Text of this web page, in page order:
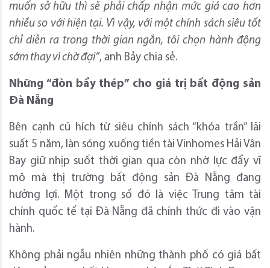
muốn sở hữu thì sẽ phải chấp nhận mức giá cao hơn
nhiều so với hiện tại. Vì vậy, với một chính sách siêu tốt
chỉ diễn ra trong thời gian ngắn, tôi chọn hành động
sớm thay vì chờ đợi”, anh Bảy chia sẻ.
Những “đòn bẩy thép” cho giá trị bất động sản
Đà Nẵng
Bên cạnh cú hích từ siêu chính sách “khóa trần” lãi
suất 5 năm, làn sóng xuống tiền tài Vinhomes Hải Vân
Bay giữ nhịp suốt thời gian qua còn nhờ lực đẩy vĩ
mô mà thị trường bất động sản Đà Nẵng đang
hưởng lợi. Một trong số đó là việc Trung tâm tài
chính quốc tế tại Đà Nẵng đã chính thức đi vào vận
hành.
Không phải ngẫu nhiên những thành phố có giá bất